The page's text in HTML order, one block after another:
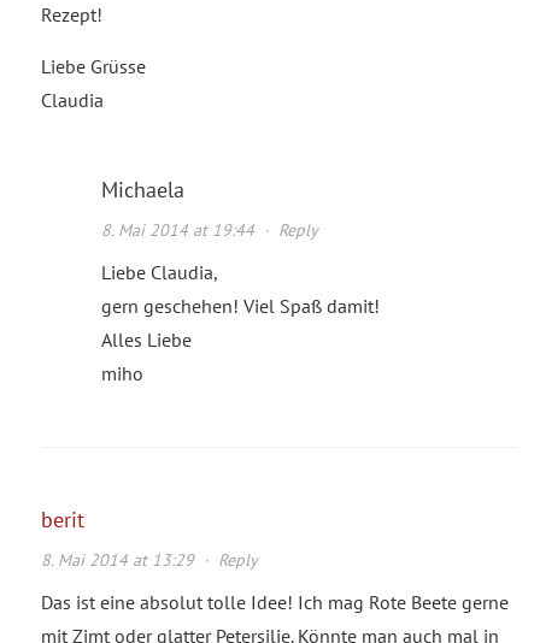
Rezept!
Liebe Grüsse
Claudia
Michaela
8. Mai 2014 at 19:44· Reply
Liebe Claudia,
gern geschehen! Viel Spaß damit!
Alles Liebe
miho
berit
8. Mai 2014 at 13:29· Reply
Das ist eine absolut tolle Idee! Ich mag Rote Beete gerne
mit Zimt oder glatter Petersilie. Könnte man auch mal in